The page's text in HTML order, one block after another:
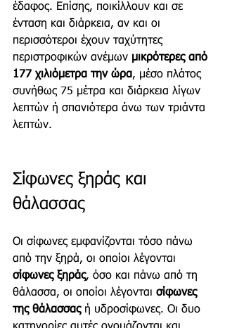
έδαφος. Επίσης, ποικίλλουν και σε
ένταση και διάρκεια, αν και οι
περισσότεροι έχουν ταχύτητες
περιστροφικών ανέμων μικρότερες από
177 χιλιόμετρα την ώρα, μέσο πλάτος
συνήθως 75 μέτρα και διάρκεια λίγων
λεπτών ή σπανιότερα άνω των τριάντα
λεπτών.
Σίφωνες ξηράς και
θάλασσας
Οι σίφωνες εμφανίζονται τόσο πάνω
από την ξηρά, οι οποίοι λέγονται
σίφωνες ξηράς, όσο και πάνω από τη
θάλασσα, οι οποίοι λέγονται σίφωνες
της θάλασσας ή υδροσίφωνες. Οι δυο